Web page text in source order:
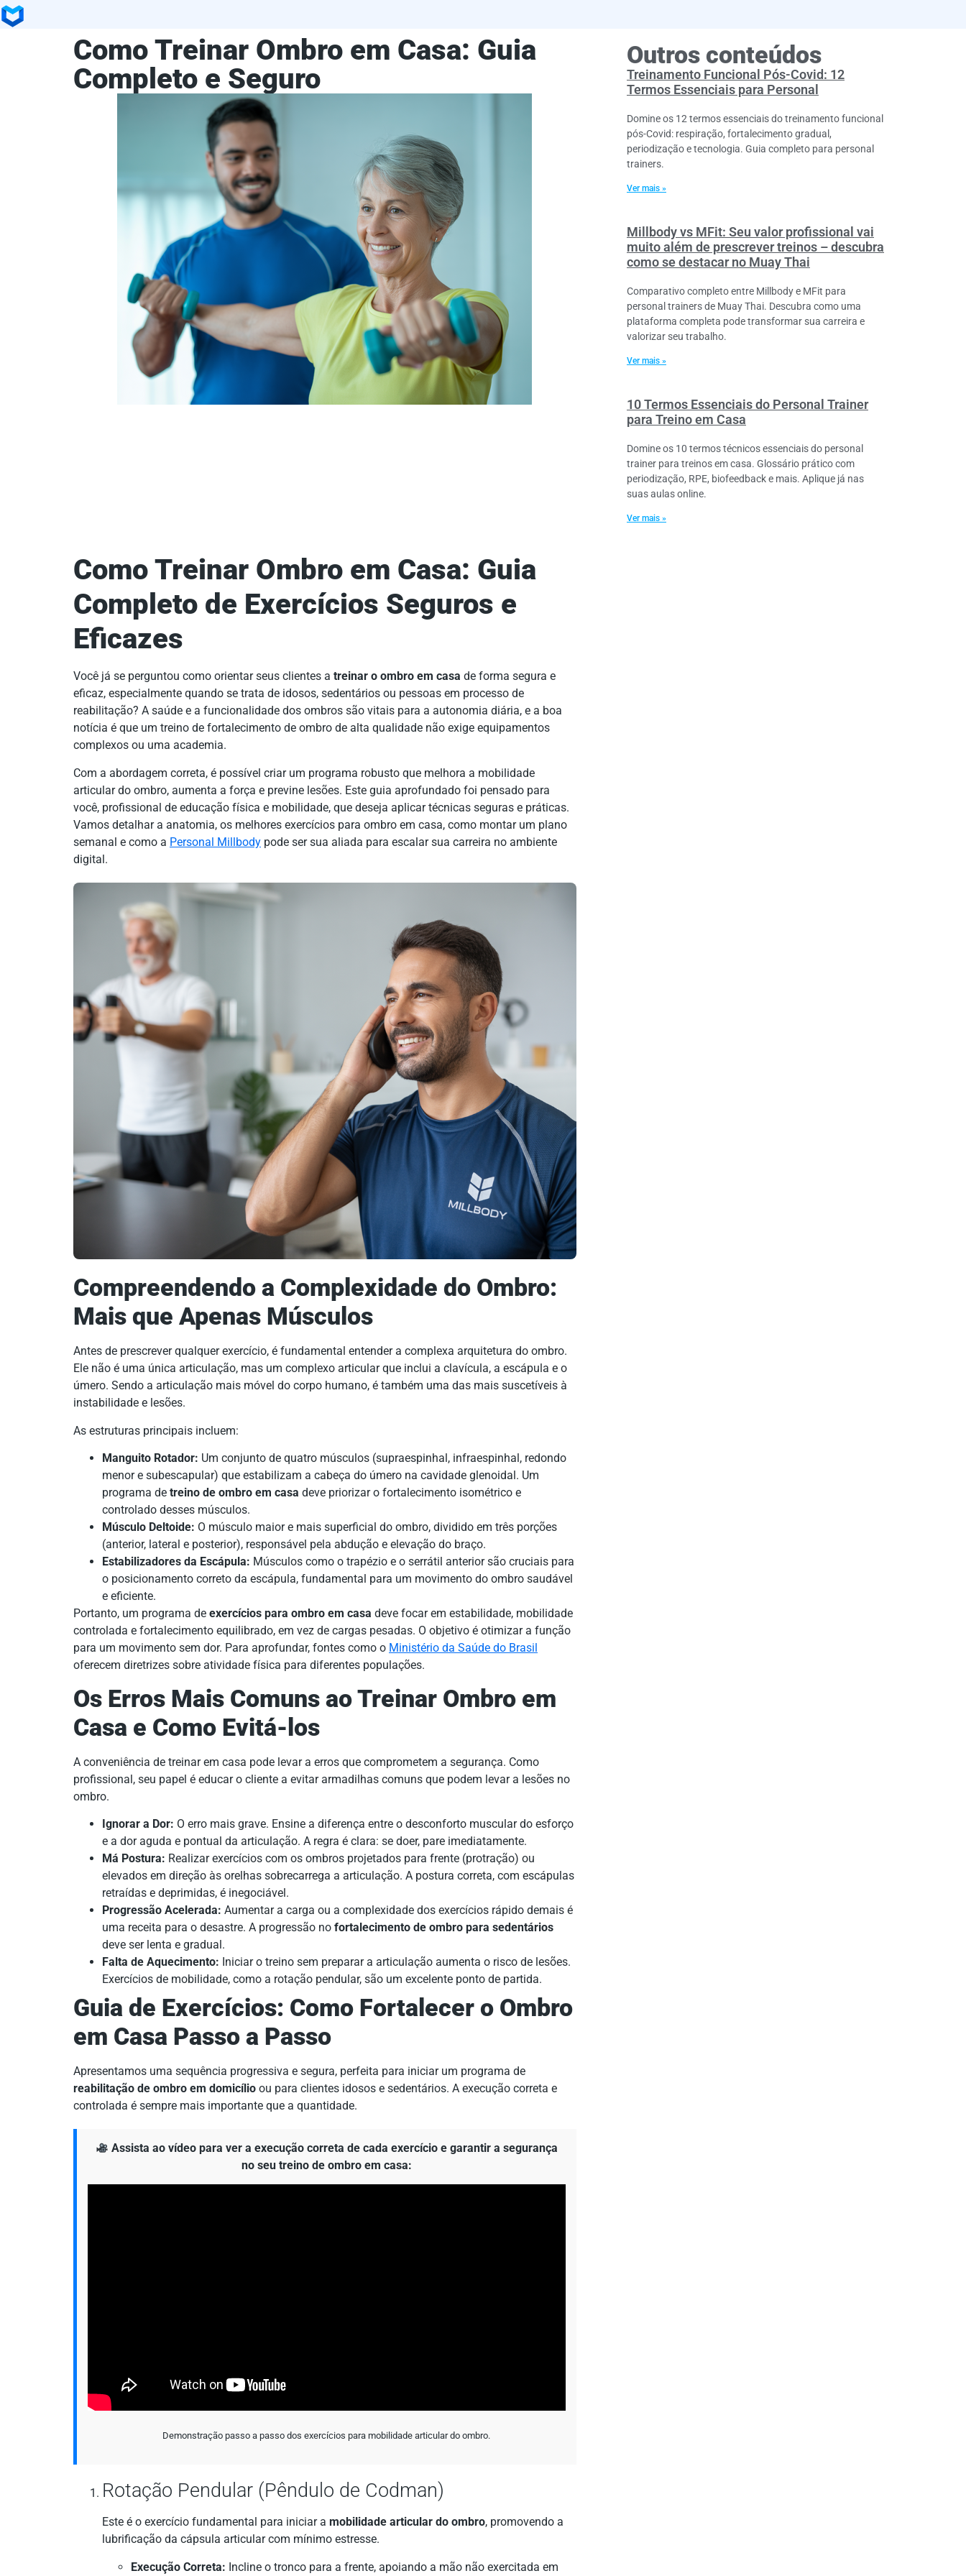
Como Treinar Ombro em Casa: Guia
Completo e Seguro
Como Treinar Ombro em Casa: Guia
Completo de Exercícios Seguros e
Eficazes
Você já se perguntou como orientar seus clientes a treinar o ombro em casa de forma segura e
eficaz, especialmente quando se trata de idosos, sedentários ou pessoas em processo de
reabilitação? A saúde e a funcionalidade dos ombros são vitais para a autonomia diária, e a boa
notícia é que um treino de fortalecimento de ombro de alta qualidade não exige equipamentos
complexos ou uma academia.
Com a abordagem correta, é possível criar um programa robusto que melhora a mobilidade
articular do ombro, aumenta a força e previne lesões. Este guia aprofundado foi pensado para
você, profissional de educação física e mobilidade, que deseja aplicar técnicas seguras e práticas.
Vamos detalhar a anatomia, os melhores exercícios para ombro em casa, como montar um plano
semanal e como a Personal Millbody pode ser sua aliada para escalar sua carreira no ambiente
digital.
Compreendendo a Complexidade do Ombro:
Mais que Apenas Músculos
Antes de prescrever qualquer exercício, é fundamental entender a complexa arquitetura do ombro.
Ele não é uma única articulação, mas um complexo articular que inclui a clavícula, a escápula e o
úmero. Sendo a articulação mais móvel do corpo humano, é também uma das mais suscetíveis à
instabilidade e lesões.
As estruturas principais incluem:
Manguito Rotador: Um conjunto de quatro músculos (supraespinhal, infraespinhal, redondo
menor e subescapular) que estabilizam a cabeça do úmero na cavidade glenoidal. Um
programa de treino de ombro em casa deve priorizar o fortalecimento isométrico e
controlado desses músculos.
Músculo Deltoide: O músculo maior e mais superficial do ombro, dividido em três porções
(anterior, lateral e posterior), responsável pela abdução e elevação do braço.
Estabilizadores da Escápula: Músculos como o trapézio e o serrátil anterior são cruciais para
o posicionamento correto da escápula, fundamental para um movimento do ombro saudável
e eficiente.
Portanto, um programa de exercícios para ombro em casa deve focar em estabilidade, mobilidade
controlada e fortalecimento equilibrado, em vez de cargas pesadas. O objetivo é otimizar a função
para um movimento sem dor. Para aprofundar, fontes como o Ministério da Saúde do Brasil
oferecem diretrizes sobre atividade física para diferentes populações.
Os Erros Mais Comuns ao Treinar Ombro em
Casa e Como Evitá-los
A conveniência de treinar em casa pode levar a erros que comprometem a segurança. Como
profissional, seu papel é educar o cliente a evitar armadilhas comuns que podem levar a lesões no
ombro.
Ignorar a Dor: O erro mais grave. Ensine a diferença entre o desconforto muscular do esforço
e a dor aguda e pontual da articulação. A regra é clara: se doer, pare imediatamente.
Má Postura: Realizar exercícios com os ombros projetados para frente (protração) ou
elevados em direção às orelhas sobrecarrega a articulação. A postura correta, com escápulas
retraídas e deprimidas, é inegociável.
Progressão Acelerada: Aumentar a carga ou a complexidade dos exercícios rápido demais é
uma receita para o desastre. A progressão no fortalecimento de ombro para sedentários
deve ser lenta e gradual.
Falta de Aquecimento: Iniciar o treino sem preparar a articulação aumenta o risco de lesões.
Exercícios de mobilidade, como a rotação pendular, são um excelente ponto de partida.
Guia de Exercícios: Como Fortalecer o Ombro
em Casa Passo a Passo
Apresentamos uma sequência progressiva e segura, perfeita para iniciar um programa de
reabilitação de ombro em domicílio ou para clientes idosos e sedentários. A execução correta e
controlada é sempre mais importante que a quantidade.
Assista ao vídeo para ver a execução correta de cada exercício e garantir a segurança
no seu treino de ombro em casa:
Demonstração passo a passo dos exercícios para mobilidade articular do ombro.
Rotação Pendular (Pêndulo de Codman)
Este é o exercício fundamental para iniciar a mobilidade articular do ombro, promovendo a
lubrificação da cápsula articular com mínimo estresse.
Execução Correta: Incline o tronco para a frente, apoiando a mão não exercitada em
Outros conteúdos
Treinamento Funcional Pós-Covid: 12
Termos Essenciais para Personal
Domine os 12 termos essenciais do treinamento funcional
pós-Covid: respiração, fortalecimento gradual,
periodização e tecnologia. Guia completo para personal
trainers.
Ver mais »
Millbody vs MFit: Seu valor profissional vai
muito além de prescrever treinos – descubra
como se destacar no Muay Thai
Comparativo completo entre Millbody e MFit para
personal trainers de Muay Thai. Descubra como uma
plataforma completa pode transformar sua carreira e
valorizar seu trabalho.
Ver mais »
10 Termos Essenciais do Personal Trainer
para Treino em Casa
Domine os 10 termos técnicos essenciais do personal
trainer para treinos em casa. Glossário prático com
periodização, RPE, biofeedback e mais. Aplique já nas
suas aulas online.
Ver mais »